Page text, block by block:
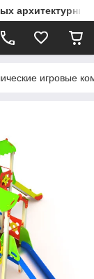
игровые